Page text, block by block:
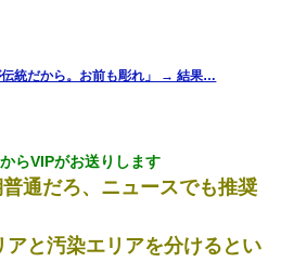
統だから。お前も彫れ」 → 結果…
らVIPがお送りします
通だろ、ニュースでも推奨
アと汚染エリアを分けるとい